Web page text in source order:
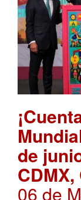
de
06 de